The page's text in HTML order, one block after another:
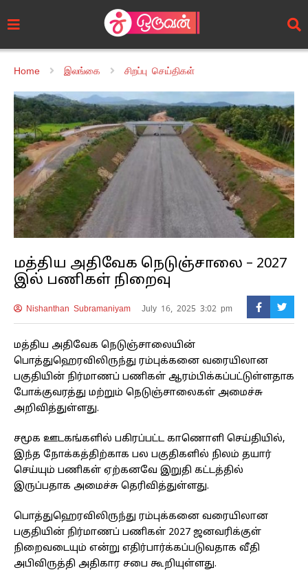
Home இலங்கை சிறப்பு செய்திகள்
மத்திய அதிவேக நெடுஞ்சாலை – 2027
இல் பணிகள் நிறைவு
Nishanthan Subramaniyam July 16, 2025 3:02 pm
மத்திய அதிவேக நெடுஞ்சாலையின்
பொத்துஹெரவிலிருந்து ரம்புக்கனை வரையிலான
பகுதியின் நிர்மாணப் பணிகள் ஆரம்பிக்கப்பட்டுள்ளதாக
போக்குவரத்து மற்றும் நெடுஞ்சாலைகள் அமைச்சு
அறிவித்துள்ளது.
சமூக ஊடகங்களில் பகிரப்பட்ட காணொளி செய்தியில்,
இந்த நோக்கத்திற்காக பல பகுதிகளில் நிலம் தயார்
செய்யும் பணிகள் ஏற்கனவே இறுதி கட்டத்தில்
இருப்பதாக அமைச்சு தெரிவித்துள்ளது.
பொத்துஹெரவிலிருந்து ரம்புக்கனை வரையிலான
பகுதியின் நிர்மாணப் பணிகள் 2027 ஜனவரிக்குள்
நிறைவடையும் என்று எதிர்பார்க்கப்படுவதாக வீதி
அபிவிருத்தி அதிகார சபை கூறியுள்ளது.